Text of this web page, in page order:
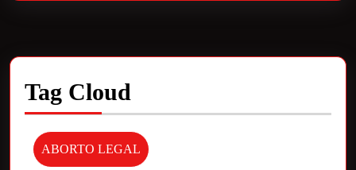
Tag Cloud
ABORTO LEGAL